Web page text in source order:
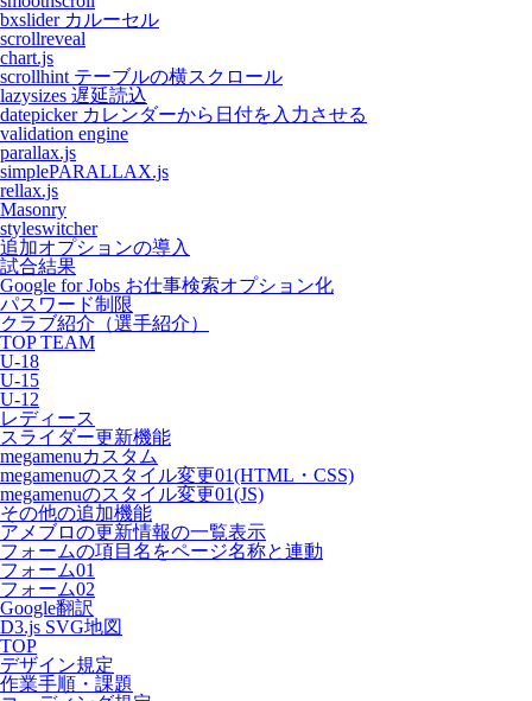
bxslider カルーセル
scrollreveal
chart.js
scrollhint テーブルの横スクロール
lazysizes 遅延読込
datepicker カレンダーから日付を入力させる
validation engine
parallax.js
simplePARALLAX.js
rellax.js
Masonry
styleswitcher
追加オプションの導入
試合結果
Google for Jobs お仕事検索オプション化
パスワード制限
クラブ紹介（選手紹介）
TOP TEAM
U-18
U-15
U-12
レディース
スライダー更新機能
megamenuカスタム
megamenuのスタイル変更01(HTML・CSS)
megamenuのスタイル変更01(JS)
その他の追加機能
アメブロの更新情報の一覧表示
フォームの項目名をページ名称と連動
フォーム01
フォーム02
Google翻訳
D3.js SVG地図
TOP
デザイン規定
作業手順・課題